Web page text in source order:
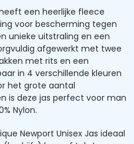
een heerlijke fleece
voor bescherming tegen
unieke uitstraling en een
afgewerkt met twee
met rits en een
in 4 verschillende kleuren
het grote aantal
is deze jas perfect voor man
Nylon.
Newport Unisex Jas ideaal